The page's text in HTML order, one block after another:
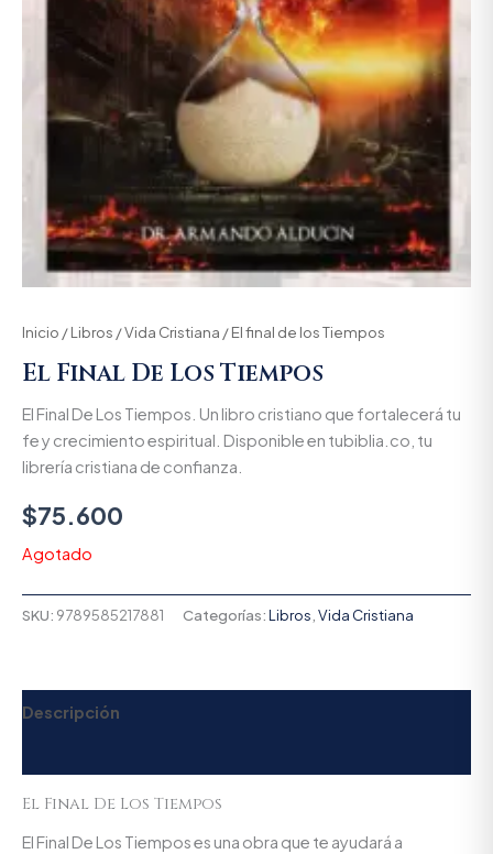
Inicio /Libros /Vida Cristiana / El final de los Tiempos
El Final De Los Tiempos
El Final De Los Tiempos. Un libro cristiano que fortalecerá tu
fe y crecimiento espiritual. Disponible en tubiblia.co, tu
librería cristiana de confianza.
$75.600
Agotado
SKU: 9789585217881 Categorías:Libros Vida Cristiana
Descripción
El Final De Los Tiempos
El Final De Los Tiempos es una obra que te ayudará a